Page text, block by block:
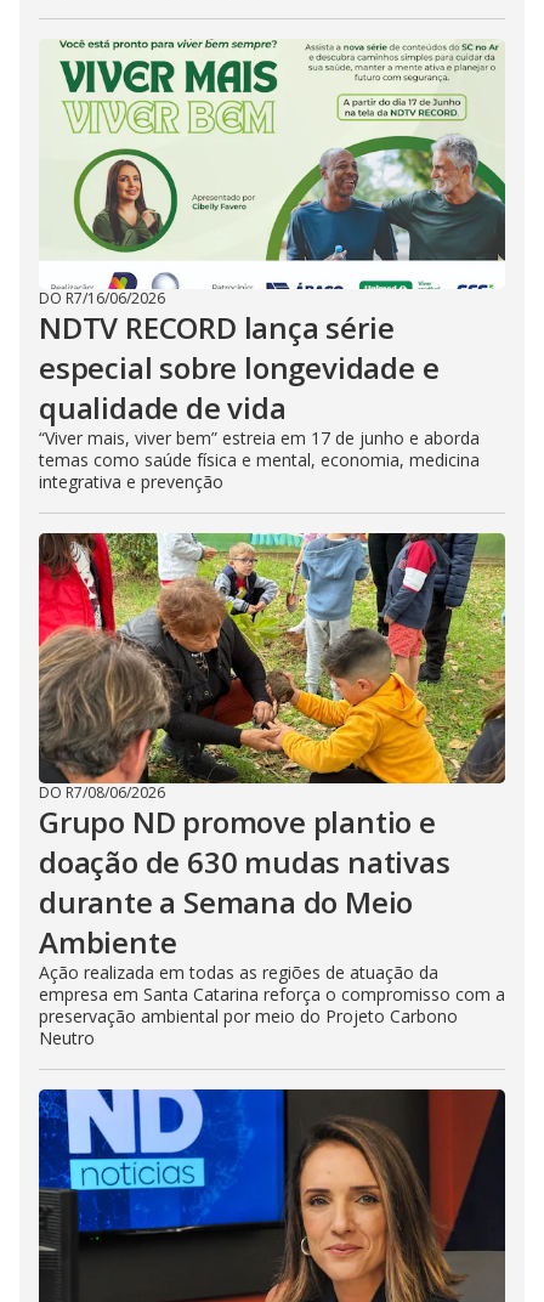
DO R7/16/06/2026
NDTV RECORD lança série
especial sobre longevidade e
qualidade de vida
“Viver mais, viver bem” estreia em 17 de junho e aborda
temas como saúde física e mental, economia, medicina
integrativa e prevenção
DO R7/08/06/2026
Grupo ND promove plantio e
doação de 630 mudas nativas
durante a Semana do Meio
Ambiente
Ação realizada em todas as regiões de atuação da
empresa em Santa Catarina reforça o compromisso com a
preservação ambiental por meio do Projeto Carbono
Neutro